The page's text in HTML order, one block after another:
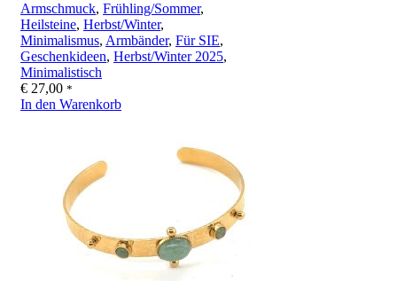
Armschmuck, Frühling/Sommer,
Heilsteine, Herbst/Winter,
Minimalismus, Armbänder, Für SIE,
Geschenkideen, Herbst/Winter 2025,
Minimalistisch
€ 27,00 *
In den Warenkorb